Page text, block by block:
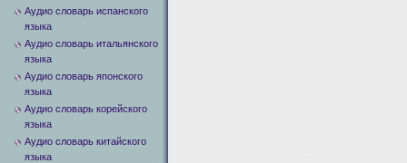
Аудио словарь испанского
языка
Аудио словарь итальянского
языка
Аудио словарь японского
языка
Аудио словарь корейского
языка
Аудио словарь китайского
языка